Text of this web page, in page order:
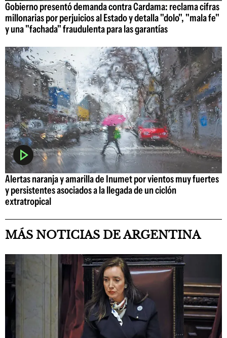
Gobierno presentó demanda contra Cardama: reclama cifras
millonarias por perjuicios al Estado y detalla "dolo", "mala fe"
y una "fachada" fraudulenta para las garantías
Alertas naranja y amarilla de Inumet por vientos muy fuertes
y persistentes asociados a la llegada de un ciclón
extratropical
MÁS NOTICIAS DE ARGENTINA